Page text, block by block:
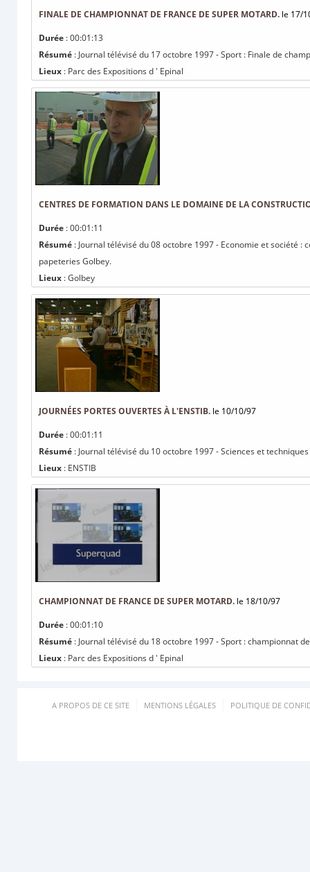
FINALE DE CHAMPIONNAT DE FRANCE DE SUPER MOTARD. le 17/
Durée : 00:01:13
Résumé : Journal télévisé du 17 octobre 1997 - Sport : Finale de
Lieux : Parc des Expositions d ' Epinal
CENTRES DE FORMATION DANS LE DOMAINE DE LA
Durée : 00:01:11
Résumé : Journal télévisé du 08 octobre 1997 - Economie et société
papeteries Golbey.
Lieux : Golbey
JOURNÉES PORTES OUVERTES À L'ENSTIB. le 10/10/97
Durée : 00:01:11
Résumé : Journal télévisé du 10 octobre 1997 - Sciences et
Lieux : ENSTIB
CHAMPIONNAT DE FRANCE DE SUPER MOTARD. le 18/10/97
Durée : 00:01:10
Résumé : Journal télévisé du 18 octobre 1997 - Sport : championnat
Lieux : Parc des Expositions d ' Epinal
A PROPOS DE CE SITE MENTIONS LÉGALES POLITIQUE DE